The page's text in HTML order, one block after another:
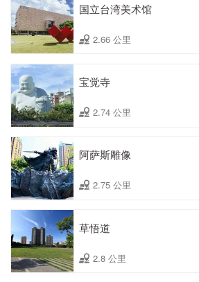
国立台湾美术馆
2.66 公里
宝觉寺
2.74 公里
阿萨斯雕像
2.75 公里
草悟道
2.8 公里